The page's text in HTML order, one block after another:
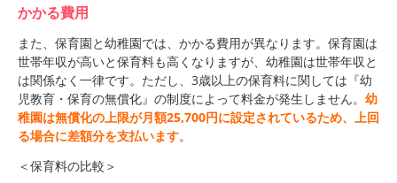
かかる費用
また、保育園と幼稚園では、かかる費用が異なります。保育園は
世帯年収が高いと保育料も高くなりますが、幼稚園は世帯年収と
は関係なく一律です。ただし、3歳以上の保育料に関しては『幼
児教育・保育の無償化』の制度によって料金が発生しません。 幼
稚園は無償化の上限が月額25,700円に設定されているため、上回
る場合に差額分を支払います。
＜保育料の比較＞